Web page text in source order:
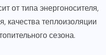
от типа энергоносителя,
качества теплоизоляции
сезона.